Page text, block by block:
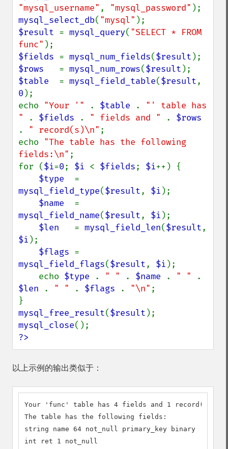
"mysql_username" , "mysql_password"
mysql_select_db( "mysql"
$result = mysql_query( "SELECT * FROM
func"
$fields = mysql_num_fields($result
$rows = mysql_num_rows($result
$table = mysql_field_table($result
0 );
echo "Your '" . $table . "' table has
"
. $fields . " fields and " .
. " record(s)\n" ;
echo "The table has the following
fields:\n" ;
for ($i=0; $i < $fields; $i++) {
$type
mysql_field_type($result, $i );
$name
mysql_field_name($result, $i );
$len = mysql_field_len($result
$i );
$flags
mysql_field_flags($result, $i );
    echo
$type . " " . $name . " "
$len
. " " . $flags . "\n" ;
mysql_free_result($result
mysql_close
?>
以上示例的输出类似于：
Your 'func' table has 4 fields and 1 record(s)
The table has the following fields:
string name 64 not_null primary_key binary
int ret 1 not_null